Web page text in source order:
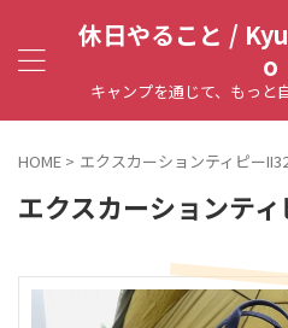
休日やること /
o
キャンプを通じて、もっと
HOME > エクスカーションティピー
エクスカーションテ